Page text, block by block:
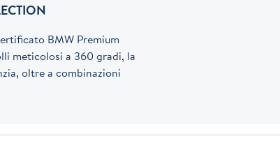
BMW Premium
meticolosi a 360 gradi, la
oltre a combinazioni